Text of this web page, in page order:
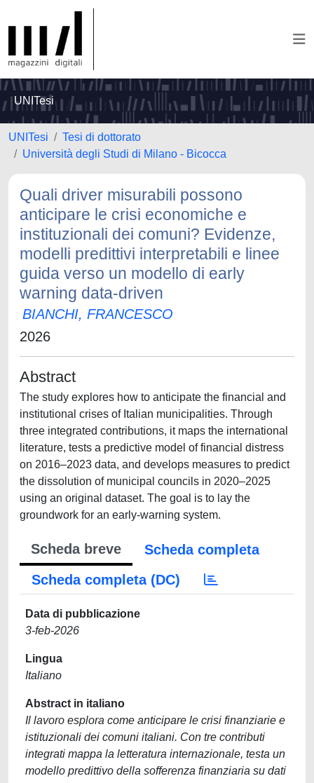
UNITesi
UNITesi
Tesi di dottorato
Università degli Studi di Milano - Bicocca
Quali driver misurabili possono
anticipare le crisi economiche e
instituzionali dei comuni? Evidenze,
modelli predittivi interpretabili e linee
guida verso un modello di early
warning data-driven
BIANCHI, FRANCESCO
2026
Abstract
The study explores how to anticipate the financial and
institutional crises of Italian municipalities. Through
three integrated contributions, it maps the international
literature, tests a predictive model of financial distress
on 2016–2023 data, and develops measures to predict
the dissolution of municipal councils in 2020–2025
using an original dataset. The goal is to lay the
groundwork for an early-warning system.
Scheda breve
Scheda completa
Scheda completa (DC)
Data di pubblicazione
3-feb-2026
Lingua
Italiano
Abstract in italiano
Il lavoro esplora come anticipare le crisi finanziarie e
istituzionali dei comuni italiani. Con tre contributi
integrati mappa la letteratura internazionale, testa un
modello predittivo della sofferenza finanziaria su dati